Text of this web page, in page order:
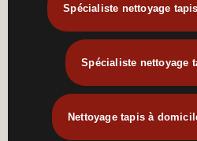
Spécialiste nettoyage
Spécialiste nettoyage
Nettoyage tapis à